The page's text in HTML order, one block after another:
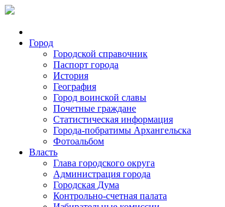
Город
Городской справочник
Паспорт города
История
География
Город воинской славы
Почетные граждане
Статистическая информация
Города-побратимы Архангельска
Фотоальбом
Власть
Глава городского округа
Администрация города
Городская Дума
Контрольно-счетная палата